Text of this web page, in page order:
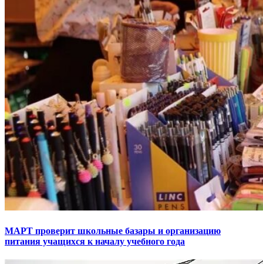
МАРТ проверит школьные базары и организацию
питания учащихся к началу учебного года